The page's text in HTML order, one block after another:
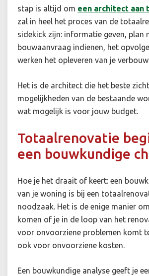
stap is altijd om een architect aan
zal in heel het proces van de
sidekick zijn: informatie geven, plan
bouwaanvraag indienen, het
werken het opleveren van je
Het is de architect die het beste
mogelijkheden van de bestaande
wat mogelijk is voor jouw budget.
Totaalrenovatie
een bouwkundige
Hoe je het draait of keert: een
van je woning is bij een
noodzaak. Het is de enige manier
komen of je in de loop van het
voor onvoorziene problemen komt
ook voor onvoorziene kosten.
Een bouwkundige analyse geeft je